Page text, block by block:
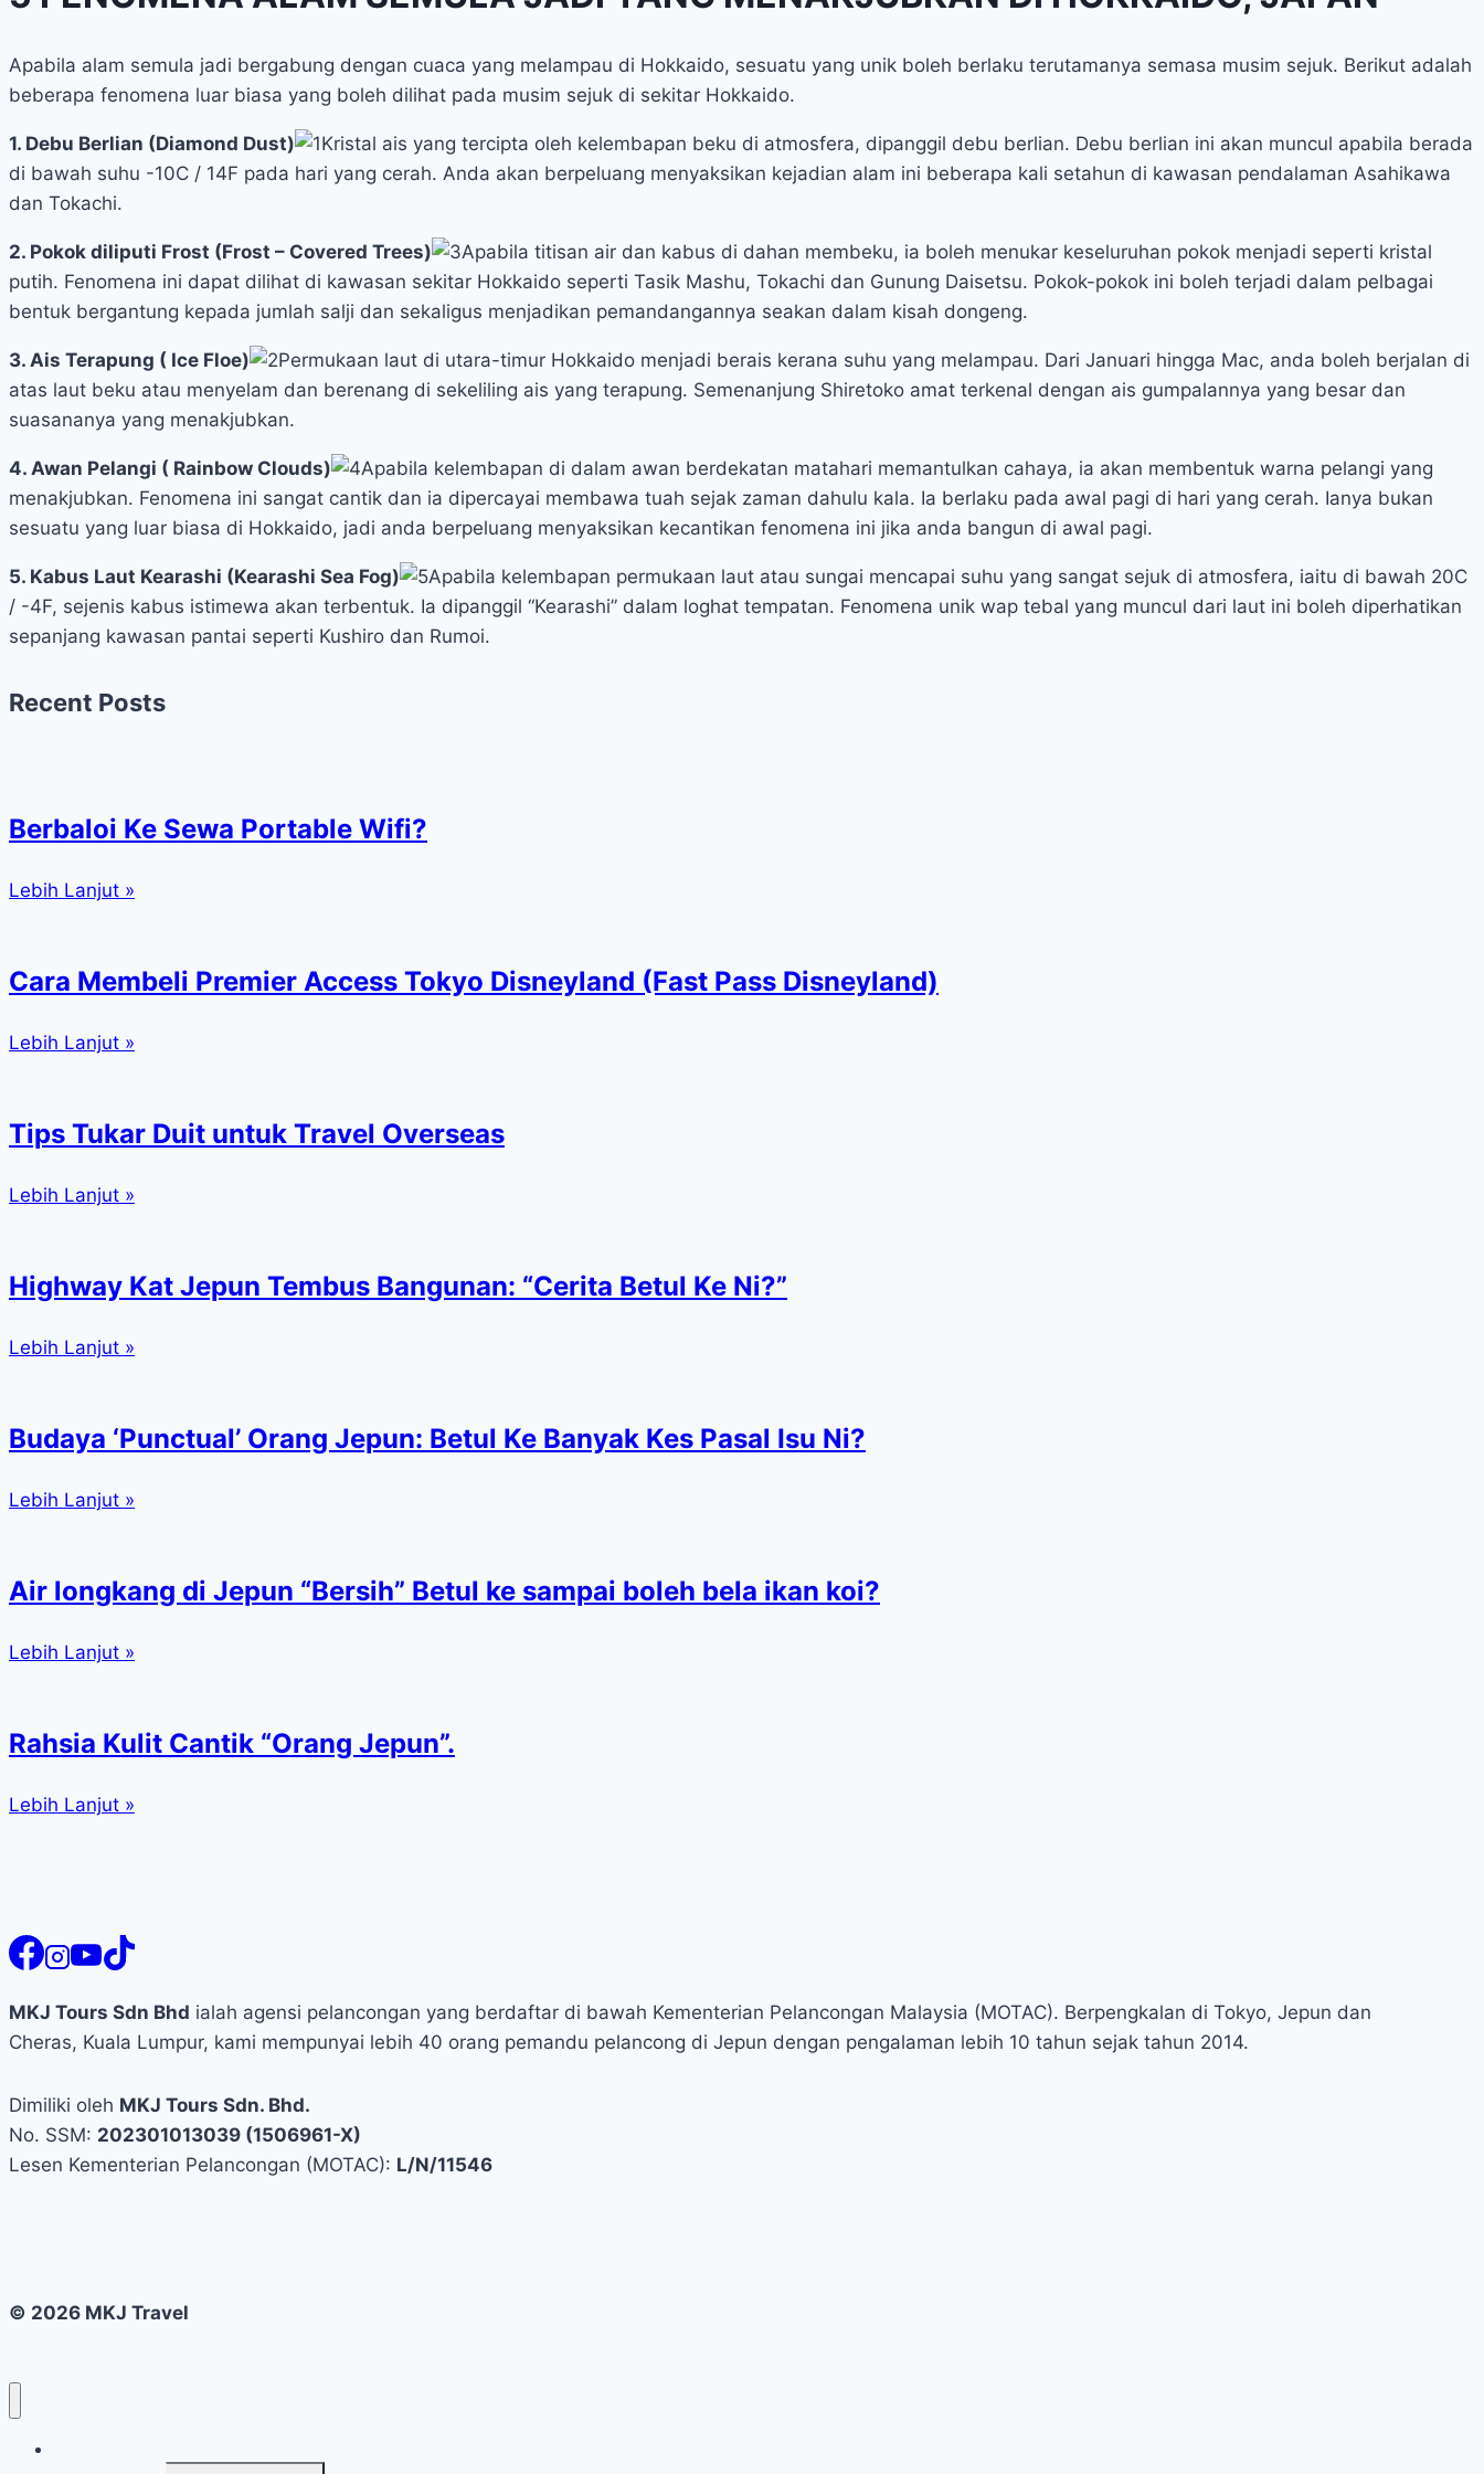
Apabila alam semula jadi bergabung dengan cuaca yang melampau di Hokkaido, sesuatu yang unik boleh berlaku terutamanya semasa musim sejuk. Berikut adalah
beberapa fenomena luar biasa yang boleh dilihat pada musim sejuk di sekitar Hokkaido.
1. Debu Berlian (Diamond Dust)
Kristal ais yang tercipta oleh kelembapan beku di atmosfera, dipanggil debu berlian. Debu berlian ini akan muncul apabila berada
di bawah suhu -10C / 14F pada hari yang cerah. Anda akan berpeluang menyaksikan kejadian alam ini beberapa kali setahun di kawasan pendalaman Asahikawa
dan Tokachi.
2. Pokok diliputi Frost (Frost – Covered Trees)
Apabila titisan air dan kabus di dahan membeku, ia boleh menukar keseluruhan pokok menjadi seperti kristal
putih. Fenomena ini dapat dilihat di kawasan sekitar Hokkaido seperti Tasik Mashu, Tokachi dan Gunung Daisetsu. Pokok-pokok ini boleh terjadi dalam pelbagai
bentuk bergantung kepada jumlah salji dan sekaligus menjadikan pemandangannya seakan dalam kisah dongeng.
3. Ais Terapung ( Ice Floe)
Permukaan laut di utara-timur Hokkaido menjadi berais kerana suhu yang melampau. Dari Januari hingga Mac, anda boleh berjalan di
atas laut beku atau menyelam dan berenang di sekeliling ais yang terapung. Semenanjung Shiretoko amat terkenal dengan ais gumpalannya yang besar dan
suasananya yang menakjubkan.
4. Awan Pelangi ( Rainbow Clouds)
Apabila kelembapan di dalam awan berdekatan matahari memantulkan cahaya, ia akan membentuk warna pelangi yang
menakjubkan. Fenomena ini sangat cantik dan ia dipercayai membawa tuah sejak zaman dahulu kala. Ia berlaku pada awal pagi di hari yang cerah. Ianya bukan
sesuatu yang luar biasa di Hokkaido, jadi anda berpeluang menyaksikan kecantikan fenomena ini jika anda bangun di awal pagi.
5. Kabus Laut Kearashi (Kearashi Sea Fog)
Apabila kelembapan permukaan laut atau sungai mencapai suhu yang sangat sejuk di atmosfera, iaitu di bawah 20C
/ -4F, sejenis kabus istimewa akan terbentuk. Ia dipanggil “Kearashi” dalam loghat tempatan. Fenomena unik wap tebal yang muncul dari laut ini boleh diperhatikan
sepanjang kawasan pantai seperti Kushiro dan Rumoi.
Recent Posts
Berbaloi Ke Sewa Portable Wifi?
Lebih Lanjut »
Cara Membeli Premier Access Tokyo Disneyland (Fast Pass Disneyland)
Lebih Lanjut »
Tips Tukar Duit untuk Travel Overseas
Lebih Lanjut »
Highway Kat Jepun Tembus Bangunan: “Cerita Betul Ke Ni?”
Lebih Lanjut »
Budaya ‘Punctual’ Orang Jepun: Betul Ke Banyak Kes Pasal Isu Ni?
Lebih Lanjut »
Air longkang di Jepun “Bersih” Betul ke sampai boleh bela ikan koi?
Lebih Lanjut »
Rahsia Kulit Cantik “Orang Jepun”.
Lebih Lanjut »
MKJ Tours Sdn Bhd ialah agensi pelancongan yang berdaftar di bawah Kementerian Pelancongan Malaysia (MOTAC). Berpengkalan di Tokyo, Jepun dan
Cheras, Kuala Lumpur, kami mempunyai lebih 40 orang pemandu pelancong di Jepun dengan pengalaman lebih 10 tahun sejak tahun 2014.
Dimiliki oleh MKJ Tours Sdn. Bhd.
No. SSM: 202301013039 (1506961-X)
Lesen Kementerian Pelancongan (MOTAC): L/N/11546
© 2026 MKJ Travel